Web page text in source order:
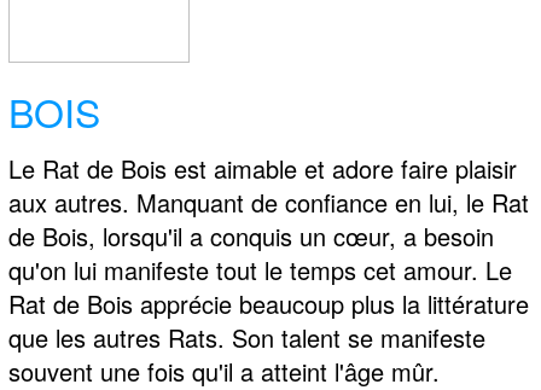
BOIS
Le Rat de Bois est aimable et adore faire plaisir
aux autres. Manquant de confiance en lui, le Rat
de Bois, lorsqu'il a conquis un cœur, a besoin
qu'on lui manifeste tout le temps cet amour. Le
Rat de Bois apprécie beaucoup plus la littérature
que les autres Rats. Son talent se manifeste
souvent une fois qu'il a atteint l'âge mûr.